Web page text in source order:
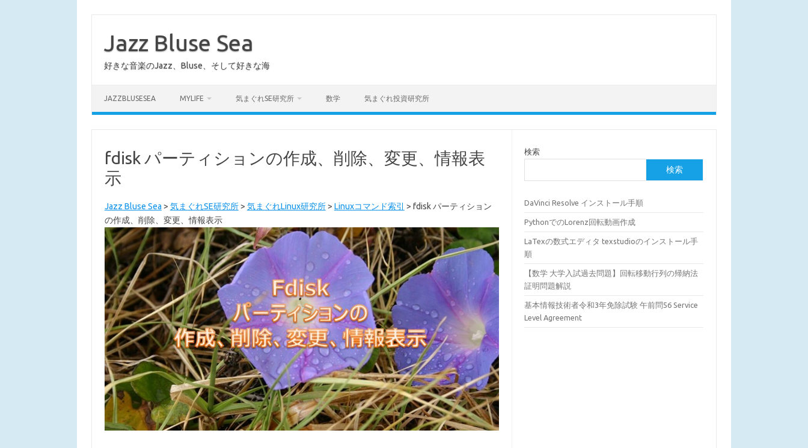
Jazz Bluse Sea
好きな音楽のJazz、Bluse、そして好きな海
JAZZBLUSESEA MYLIFE 気まぐれSE研究所 数学 気まぐれ投資研究所
fdisk パーティションの作成、削除、変更、情報表
示
Jazz Bluse Sea > 気まぐれSE研究所> 気まぐれLinux研究所> Linuxコマンド索引 > fdisk パーティション
の作成、削除、変更、情報表示
検索
検索
DaVinci Resolve インストール手順
PythonでのLorenz回転動画作成
LaTexの数式エディタ texstudioのインストール手
順
【数学 大学入試過去問題】回転移動行列の帰納法
証明問題解説
基本情報技術者令和3年免除試験 午前問56 Service
Level Agreement